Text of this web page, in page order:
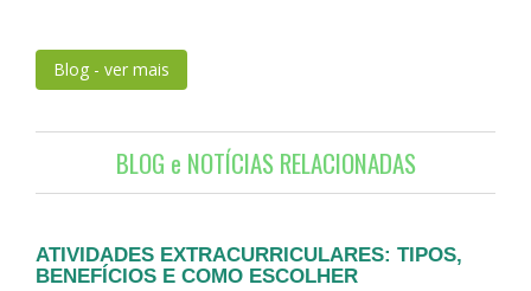
Blog - ver mais
BLOG e NOTÍCIAS RELACIONADAS
ATIVIDADES EXTRACURRICULARES: TIPOS,
BENEFÍCIOS E COMO ESCOLHER